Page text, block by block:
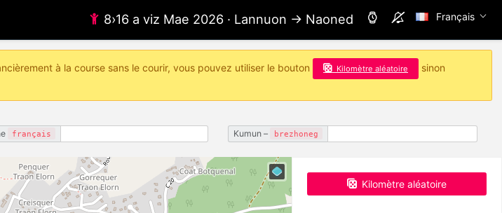
8›16 a viz Mae 2026 · Lannuon → Naoned Français
à la course sans le courir, vous pouvez utiliser le bouton Kilomètre aléatoire
sinon
français Kumun – brezhoneg
Kilomètre aléatoire